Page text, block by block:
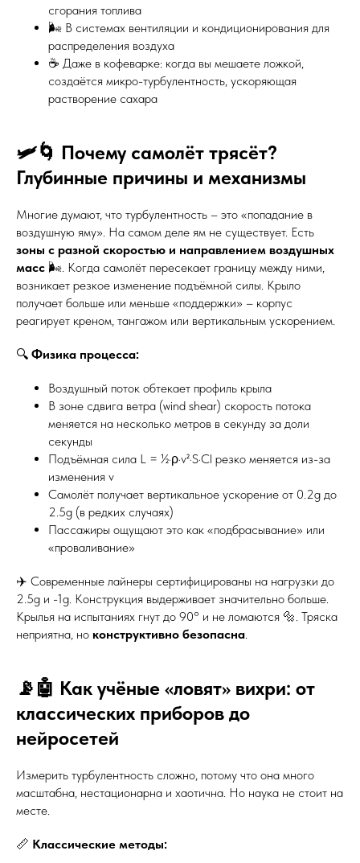
сгорания топлива
🌬️ В системах вентиляции и кондиционирования для
распределения воздуха
☕ Даже в кофеварке: когда вы мешаете ложкой,
создаётся микро-турбулентность, ускоряющая
растворение сахара
🛩️🌀 Почему самолёт трясёт?
Глубинные причины и механизмы
Многие думают, что турбулентность – это «попадание в
воздушную яму». На самом деле ям не существует. Есть
зоны с разной скоростью и направлением воздушных
масс 🌬️. Когда самолёт пересекает границу между ними,
возникает резкое изменение подъёмной силы. Крыло
получает больше или меньше «поддержки» – корпус
реагирует креном, тангажом или вертикальным ускорением.
🔍 Физика процесса:
Воздушный поток обтекает профиль крыла
В зоне сдвига ветра (wind shear) скорость потока
меняется на несколько метров в секунду за доли
секунды
Подъёмная сила L = ½·ρ·v²·S·Cl резко меняется из-за
изменения v
Самолёт получает вертикальное ускорение от 0.2g до
2.5g (в редких случаях)
Пассажиры ощущают это как «подбрасывание» или
«проваливание»
✈️ Современные лайнеры сертифицированы на нагрузки до
2.5g и -1g. Конструкция выдерживает значительно больше.
Крылья на испытаниях гнут до 90° и не ломаются 🔩. Тряска
неприятна, но конструктивно безопасна.
📡🤖 Как учёные «ловят» вихри: от
классических приборов до
нейросетей
Измерить турбулентность сложно, потому что она много
масштабна, нестационарна и хаотична. Но наука не стоит на
месте.
📏 Классические методы: